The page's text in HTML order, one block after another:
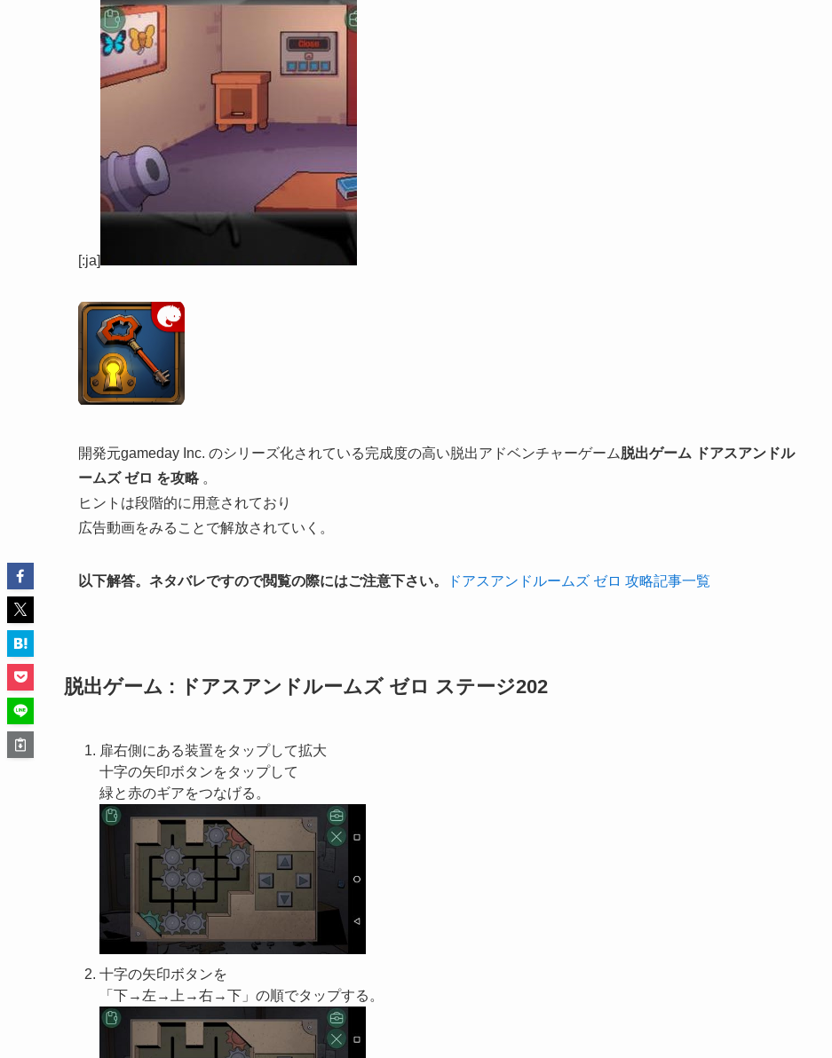
[:ja]
開発元gameday Inc. のシリーズ化されている完成度の高い脱出アドベンチャーゲーム脱出ゲーム ドアスアンドル
ームズ ゼロ を攻略。
ヒントは段階的に用意されており
広告動画をみることで解放されていく。
以下解答。ネタバレですので閲覧の際にはご注意下さい。 ドアスアンドルームズ ゼロ 攻略記事一覧
脱出ゲーム : ドアスアンドルームズ ゼロ ステージ202
扉右側にある装置をタップして拡大
十字の矢印ボタンをタップして
緑と赤のギアをつなげる。
十字の矢印ボタンを
「下→左→上→右→下」の順でタップする。